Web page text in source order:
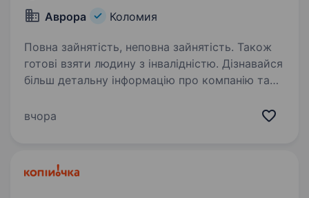
Аврора
Коломия
Повна зайнятість, неповна зайнятість. Також
готові взяти людину з інвалідністю. Дізнавайся
більш детальну інформацію про компанію та
robota.avrora.ua
працювати…
вчора